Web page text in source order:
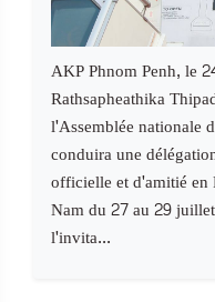
AKP Phnom Penh, le
Rathsapheathika
l'Assemblée nationale
conduira une
officielle et d'amitié
Nam du 27 au 29
l'invita...